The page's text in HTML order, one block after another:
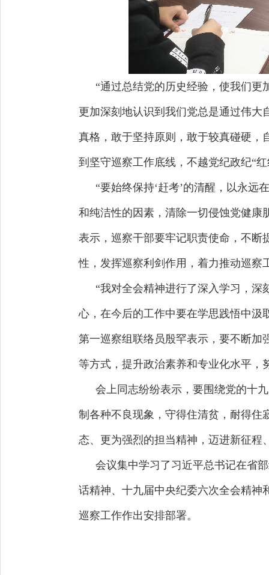
“通过总结党的历史经验，使我们
更加深刻地认识到我们党总是通过伟大
真格，敢于坚持原则，敢于较真碰硬，
到坚守巡察工作底线，不越党纪政纪“
“要始终保持‘赶考’的清醒，以永
和纯洁性的因素，清除一切侵蚀党健康
表示，巡察干部要牢记职责使命，不断
性，发挥巡察利剑作用，着力推动巡察
“我对全会精神进行了深入学习，
心，在今后的工作中要在学思践悟中汲
第一巡察组联络员殷罕表示，要不断加
等方式，提升政治素养和专业化水平，
会上同志纷纷表示，要围绕党的十
制各种不良现象，守得住清贫，耐得住
态、更为强烈的担当精神，迈进新征程
会议集中学习了习近平总书记在省
话精神、十九届中央纪委六次全会精神
巡察工作作出安排部署。